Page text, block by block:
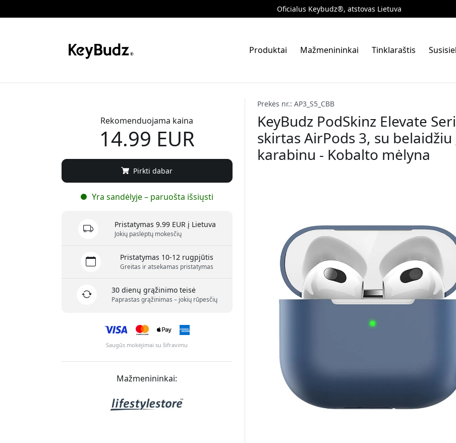
Oficialus Keybudz®, atstovas Lietuva
Produktai Mažmenininkai Tinklaraštis
Prekės nr.: AP3_S5_CBB
KeyBudz PodSkinz Elevate
skirtas AirPods 3, su
karabinu - Kobalto mėlyna
Rekomenduojama kaina
14.99 EUR
Pirkti dabar
Yra sandėlyje – paruošta išsiųsti
Pristatymas 9.99 EUR į Lietuva
Jokių paslėptų mokesčių
Pristatymas 10-12 rugpjūtis
Greitas ir atsekamas pristatymas
30 dienų grąžinimo teisė
Paprastas grąžinimas – jokių rūpesčių
Saugūs mokėjimai su šifravimu
Mažmenininkai: